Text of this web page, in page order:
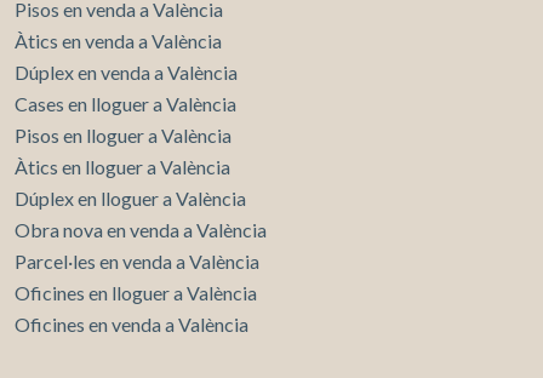
Pisos en venda a València
Àtics en venda a València
Dúplex en venda a València
Cases en lloguer a València
Pisos en lloguer a València
Àtics en lloguer a València
Dúplex en lloguer a València
Obra nova en venda a València
Parcel·les en venda a València
Oficines en lloguer a València
Oficines en venda a València